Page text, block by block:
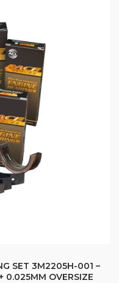
SET 3M2205H-001 –
0.025MM OVERSIZE